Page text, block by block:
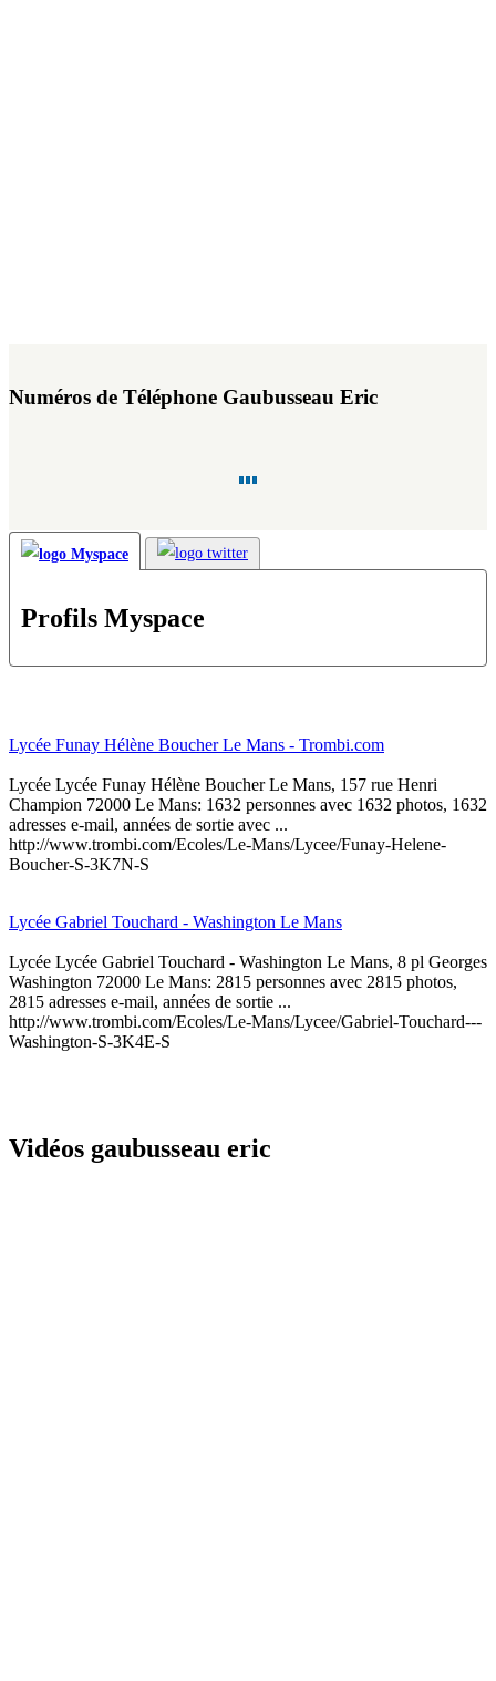
Numéros de Téléphone Gaubusseau Eric
Profils Myspace
Lycée Funay Hélène Boucher Le Mans - Trombi.com
Lycée Lycée Funay Hélène Boucher Le Mans, 157 rue Henri
Champion 72000 Le Mans: 1632 personnes avec 1632 photos, 1632
adresses e-mail, années de sortie avec ...
http://www.trombi.com/Ecoles/Le-Mans/Lycee/Funay-Helene-
Boucher-S-3K7N-S
Lycée Gabriel Touchard - Washington Le Mans
Lycée Lycée Gabriel Touchard - Washington Le Mans, 8 pl Georges
Washington 72000 Le Mans: 2815 personnes avec 2815 photos,
2815 adresses e-mail, années de sortie ...
http://www.trombi.com/Ecoles/Le-Mans/Lycee/Gabriel-Touchard---
Washington-S-3K4E-S
Vidéos gaubusseau eric